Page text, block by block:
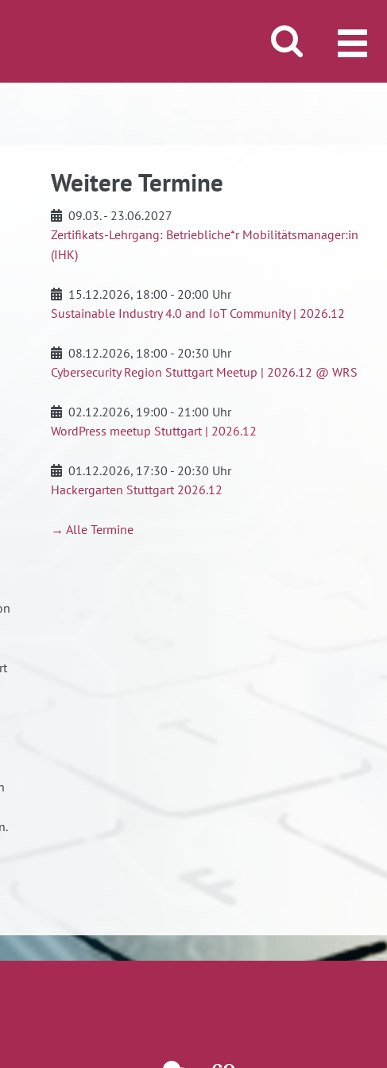
Suche öffnen/
Weitere Termine
09.03. - 23.06.2027
Zertifikats-Lehrgang: Betriebliche*r Mobilitätsmanager:in
(IHK)
15.12.2026, 18:00 - 20:00 Uhr
Sustainable Industry 4.0 and IoT Community | 2026.12
08.12.2026, 18:00 - 20:30 Uhr
Cybersecurity Region Stuttgart Meetup | 2026.12 @ WRS
02.12.2026, 19:00 - 21:00 Uhr
WordPress meetup Stuttgart | 2026.12
01.12.2026, 17:30 - 20:30 Uhr
Hackergarten Stuttgart 2026.12
→ Alle Termine